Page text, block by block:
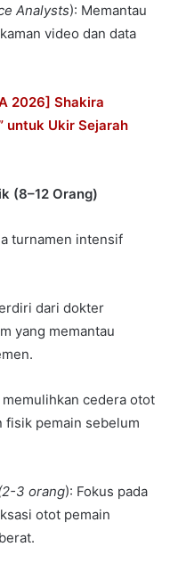
Analysts): Memantau
video dan data
2026] Shakira
untuk Ukir Sejarah
(8–12 Orang)
turnamen intensif
dari dokter
yang memantau
cedera otot
fisik pemain sebelum
3 orang): Fokus pada
otot pemain